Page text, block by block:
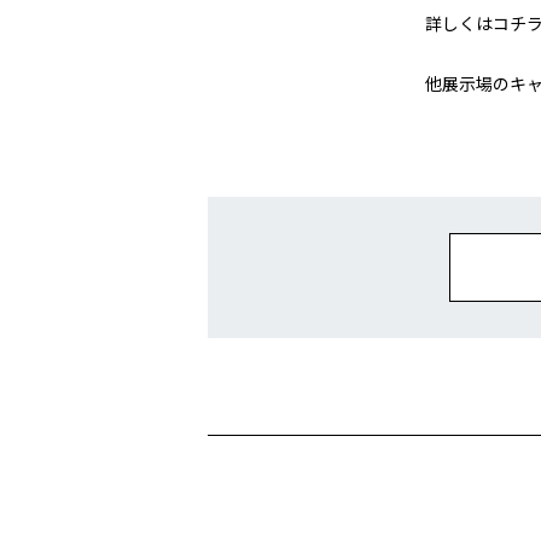
詳しくはコチ
他展示場のキ